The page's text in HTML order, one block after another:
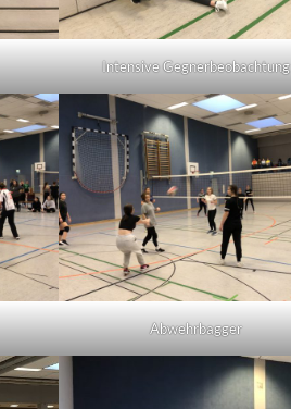
Intensive Gegnerbeobachtung
Abwehrbagger